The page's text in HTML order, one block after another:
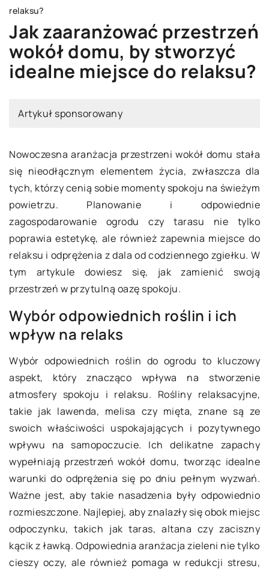
relaksu?
Jak zaaranżować przestrzeń
wokół domu, by stworzyć
idealne miejsce do relaksu?
Artykuł sponsorowany
Nowoczesna aranżacja przestrzeni wokół domu stała
się nieodłącznym elementem życia, zwłaszcza dla
tych, którzy cenią sobie momenty spokoju na świeżym
powietrzu. Planowanie i odpowiednie
zagospodarowanie ogrodu czy tarasu nie tylko
poprawia estetykę, ale również zapewnia miejsce do
relaksu i odprężenia z dala od codziennego zgiełku. W
tym artykule dowiesz się, jak zamienić swoją
przestrzeń w przytulną oazę spokoju.
Wybór odpowiednich roślin i ich
wpływ na relaks
Wybór odpowiednich roślin do ogrodu to kluczowy
aspekt, który znacząco wpływa na stworzenie
atmosfery spokoju i relaksu. Rośliny relaksacyjne,
takie jak lawenda, melisa czy mięta, znane są ze
swoich właściwości uspokajających i pozytywnego
wpływu na samopoczucie. Ich delikatne zapachy
wypełniają przestrzeń wokół domu, tworząc idealne
warunki do odprężenia się po dniu pełnym wyzwań.
Ważne jest, aby takie nasadzenia były odpowiednio
rozmieszczone. Najlepiej, aby znalazły się obok miejsc
odpoczynku, takich jak taras, altana czy zaciszny
kącik z ławką. Odpowiednia aranżacja zieleni nie tylko
cieszy oczy, ale również pomaga w redukcji stresu,